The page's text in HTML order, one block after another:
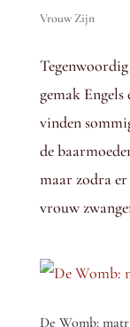
Vrouw Zijn
gemak
vinden
de
maar zodra
vrouw
De Womb: